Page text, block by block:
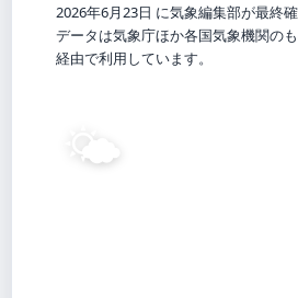
2026年6月23日 に気象編集部が最終確
データは気象庁ほか各国気象機関の
経由で利用しています。
🌤️